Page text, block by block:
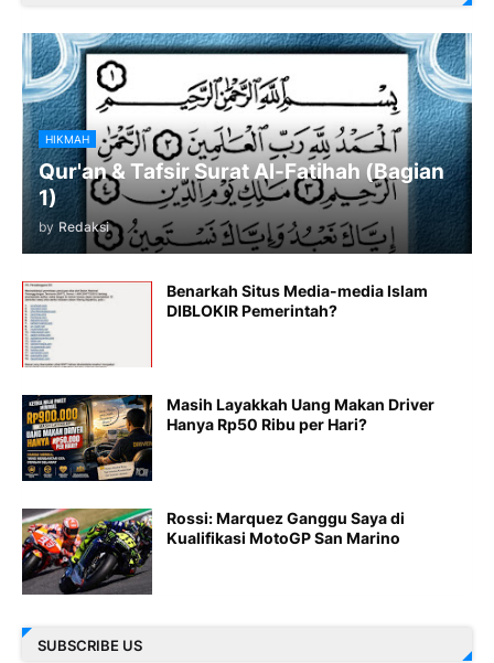
HIKMAH
Qur'an & Tafsir Surat Al-Fatihah (Bagian
1)
by Redaksi
Benarkah Situs Media-media Islam
DIBLOKIR Pemerintah?
Masih Layakkah Uang Makan Driver
Hanya Rp50 Ribu per Hari?
Rossi: Marquez Ganggu Saya di
Kualifikasi MotoGP San Marino
SUBSCRIBE US